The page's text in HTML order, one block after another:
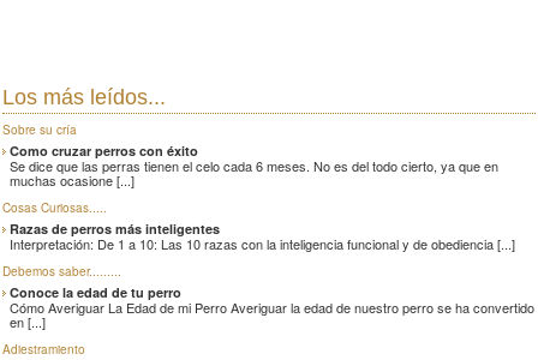
Los más leídos...
Sobre su cría
Como cruzar perros con éxito
Se dice que las perras tienen el celo cada 6 meses. No es del todo cierto, ya que en
muchas ocasione [...]
Cosas Curiosas.....
Razas de perros más inteligentes
Interpretación: De 1 a 10: Las 10 razas con la inteligencia funcional y de obediencia [...]
Debemos saber.........
Conoce la edad de tu perro
Cómo Averiguar La Edad de mi Perro Averiguar la edad de nuestro perro se ha convertido
en [...]
Adiestramiento